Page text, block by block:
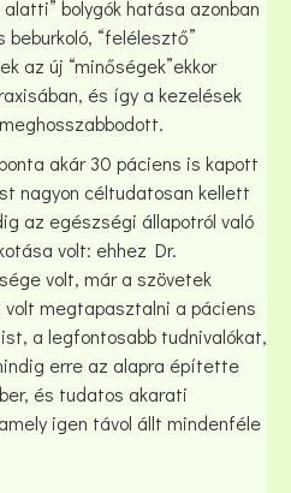
bolygók hatása azonban
“felélesztő”
az új “minőségek”ekkor
és így a kezelések
akár 30 páciens is kapott
nagyon céltudatosan kellett
az egészségi állapotról való
volt: ehhez Dr.
volt, már a szövetek
megtapasztalni a páciens
a legfontosabb tudnivalókat,
erre az alapra építette
és tudatos akarati
igen távol állt mindenféle